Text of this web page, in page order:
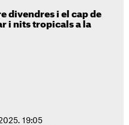
divendres i el cap de
i nits tropicals a la
19:05